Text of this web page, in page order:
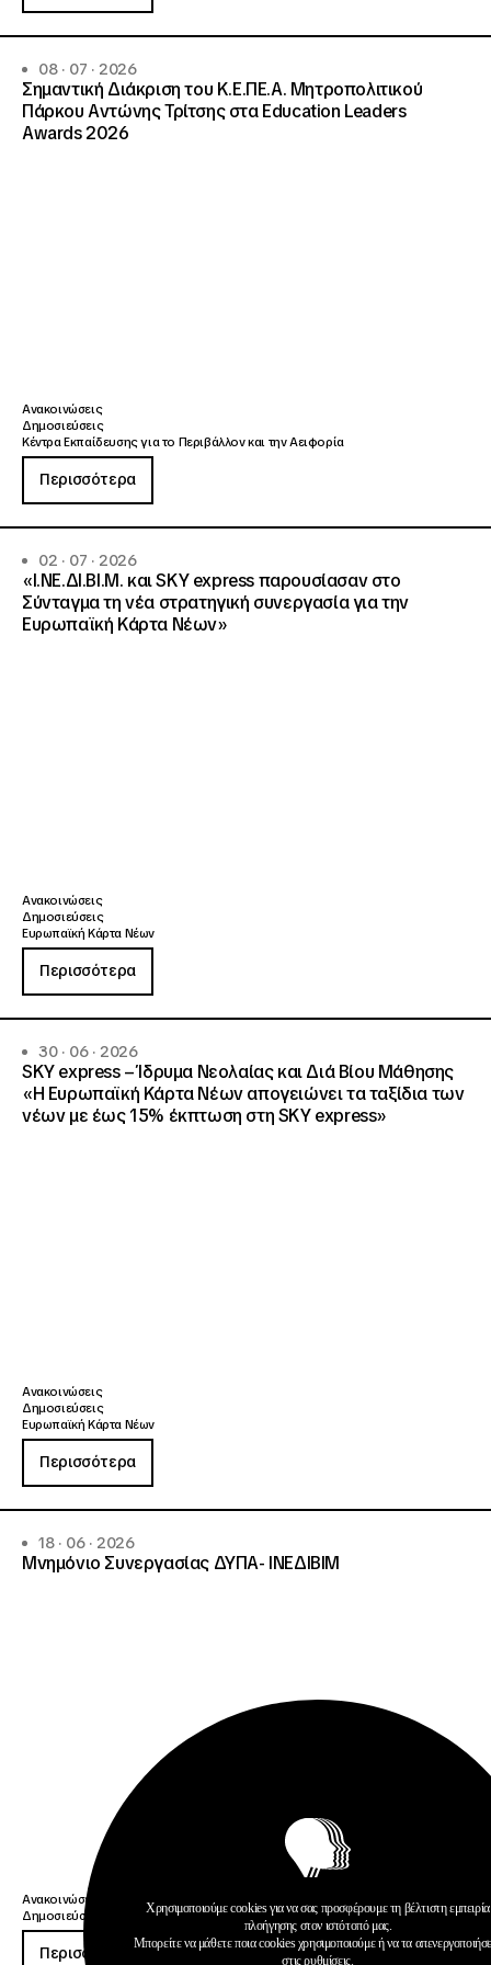
08 · 07 · 2026
Σημαντική Διάκριση του Κ.Ε.ΠΕ.Α. Μητροπολιτικού
Πάρκου Αντώνης Τρίτσης στα Education Leaders
Awards 2026
Ανακοινώσεις
Δημοσιεύσεις
Κέντρα Εκπαίδευσης για το Περιβάλλον και την Αειφορία
Περισσότερα
02 · 07 · 2026
«Ι.ΝΕ.ΔΙ.ΒΙ.Μ. και SKY express παρουσίασαν στο
Σύνταγμα τη νέα στρατηγική συνεργασία για την
Ευρωπαϊκή Κάρτα Νέων»
Ανακοινώσεις
Δημοσιεύσεις
Ευρωπαϊκή Κάρτα Νέων
Περισσότερα
30 · 06 · 2026
SKY express – Ίδρυμα Νεολαίας και Διά Βίου Μάθησης
«Η Ευρωπαϊκή Κάρτα Νέων απογειώνει τα ταξίδια των
νέων με έως 15% έκπτωση στη SKY express»
Ανακοινώσεις
Δημοσιεύσεις
Ευρωπαϊκή Κάρτα Νέων
Περισσότερα
18 · 06 · 2026
Μνημόνιο Συνεργασίας ΔΥΠΑ- ΙΝΕΔΙΒΙΜ
Ανακοινώσεις
Δημοσιεύσεις
Περισσότερα
Χρησιμοποιούμε cookies για να σας προσφέρουμε τη βέλτιστη εμπειρία
πλοήγησης στον ιστότοπό μας.
Μπορείτε να μάθετε ποια cookies χρησιμοποιούμε ή να τα
στιςρυθμίσεις.